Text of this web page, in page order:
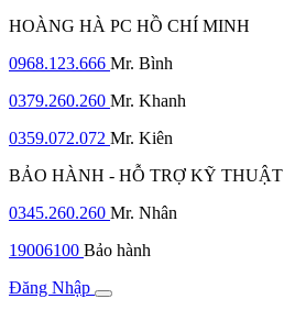
HOÀNG HÀ PC HỒ CHÍ MINH
0968.123.666 Mr. Bình
0379.260.260 Mr. Khanh
0359.072.072 Mr. Kiên
BẢO HÀNH - HỖ TRỢ KỸ THUẬT
0345.260.260 Mr. Nhân
19006100 Bảo hành
Đăng Nhập